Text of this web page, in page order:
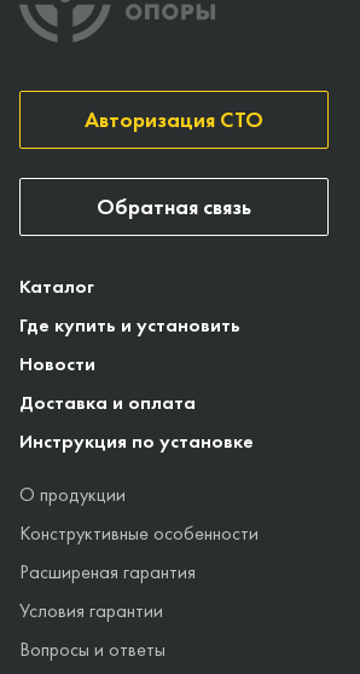
Каталог
Где купить и установить
Новости
Доставка и оплата
Инструкция по установке
О продукции
Конструктивные особенности
Расширеная гарантия
Условия гарантии
Вопросы и ответы
Авторизация СТО
Обратная связь